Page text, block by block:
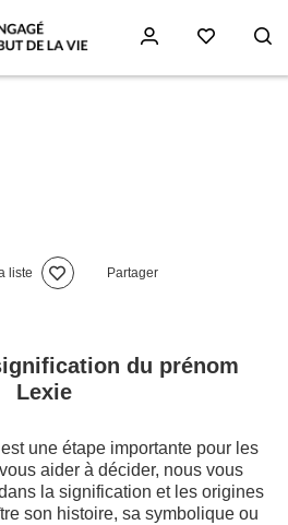
liste Partager
du prénom
Lexie
une étape importante pour les
aider à décider, nous vous
la signification et les origines
son histoire, sa symbolique ou